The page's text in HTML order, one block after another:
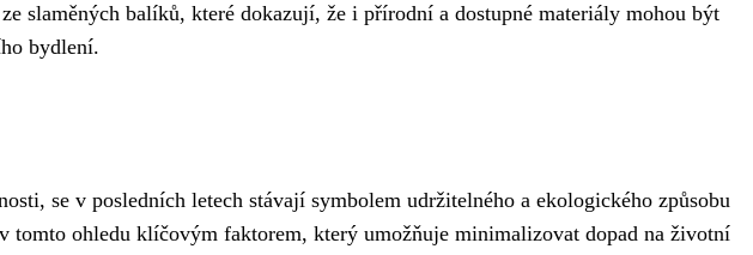
slaměných balíků, které dokazují, že i přírodní a dostupné materiály mohou být
bydlení.
se v posledních letech stávají symbolem udržitelného a ekologického způsobu
tomto ohledu klíčovým faktorem, který umožňuje minimalizovat dopad na životní